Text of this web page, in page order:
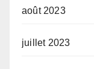
août 2023
juillet 2023